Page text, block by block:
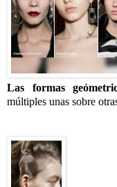
Las formas
múltiples unas sobre